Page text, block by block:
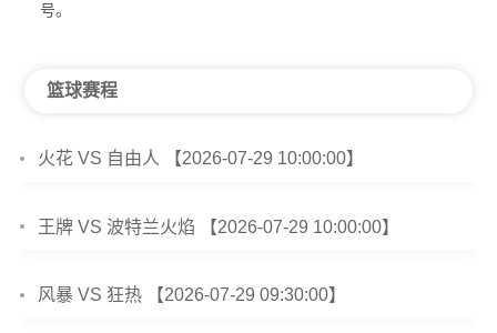
号。
篮球赛程
火花 VS 自由人 【2026-07-29 10:00:00】
王牌 VS 波特兰火焰 【2026-07-29 10:00:00】
风暴 VS 狂热 【2026-07-29 09:30:00】